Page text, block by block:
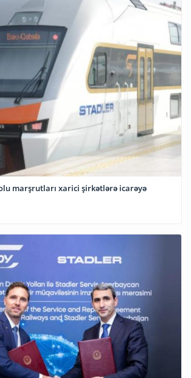
marşrutları xarici şirkətlərə icarəyə